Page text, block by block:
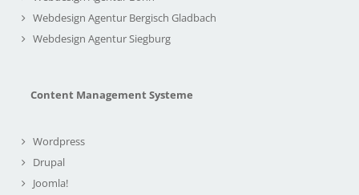
Webdesign Agentur Bergisch Gladbach
Webdesign Agentur Siegburg
Content Management Systeme
Wordpress
Drupal
Joomla!